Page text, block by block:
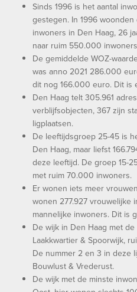
Sinds 1996 is het aantal
gestegen. In 1996
inwoners in Den Haag, 26
naar ruim 550.000
De gemiddelde WOZ-
was anno 2021 286.000
dit nog 166.000 euro. Dit is
Den Haag telt 305.961
verblijfsobjecten, 367 zijn
ligplaatsen.
De leeftijdsgroep 25-45 is
Den Haag, maar liefst
deze leeftijd. De groep 15-
met ruim 70.000 inwoners.
Er wonen iets meer
wonen 277.927 vrouwelijke
mannelijke inwoners. Dit is
De wijk in Den Haag met
Laakkwartier & Spoorwijk,
De nummer 2 en 3 in deze
Bouwlust & Vrederust.
De wijk met de minste